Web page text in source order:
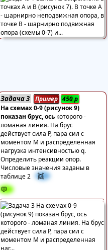
Задача 3 Пример 450р
На схемах 0-9 (рисунок 9)
показан брус, ось которого -
ломаная линия. На брус
действует сила Р, пара сил с
моментом М и распределенная
нагрузка интенсивностью q.
Определить реакции опор.
Числовые значения заданы в
таблице 2
👯
💬